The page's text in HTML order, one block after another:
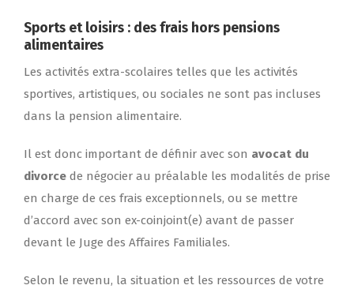
Sports et loisirs : des frais hors pensions
alimentaires
Les activités extra-scolaires telles que les activités
sportives, artistiques, ou sociales ne sont pas incluses
dans la pension alimentaire.
Il est donc important de définir avec son avocat du
divorce de négocier au préalable les modalités de prise
en charge de ces frais exceptionnels, ou se mettre
d’accord avec son ex-coinjoint(e) avant de passer
devant le Juge des Affaires Familiales.
Selon le revenu, la situation et les ressources de votre